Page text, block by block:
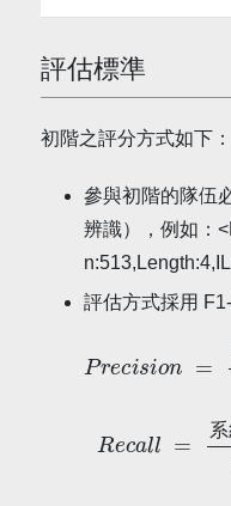
評估標準
初階之評分方式如下：
參與初階的隊伍
辨識），例如：
評估方式採用
系
統